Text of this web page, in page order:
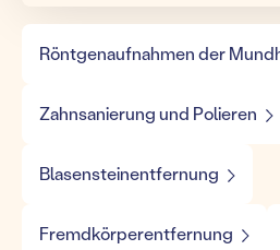
Röntgenaufnahmen der
Zahnsanierung und Polieren
Blasensteinentfernung
Fremdkörperentfernung